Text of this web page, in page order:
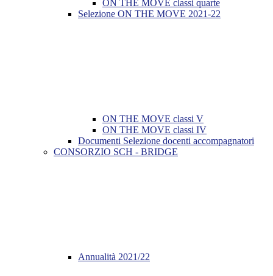
ON THE MOVE classi quarte
Selezione ON THE MOVE 2021-22
ON THE MOVE classi V
ON THE MOVE classi IV
Documenti Selezione docenti accompagnatori
CONSORZIO SCH - BRIDGE
Annualità 2021/22